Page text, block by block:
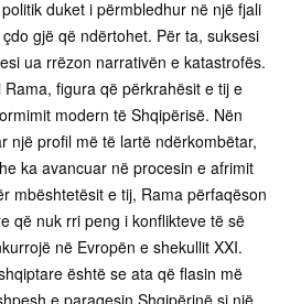
duket i përmbledhur në një fjali
gjë që ndërtohet. Për ta, suksesi
ua rrëzon narrativën e katastrofës.
figura që përkrahësit e tij e
modern të Shqipërisë. Nën
një profil më të lartë ndërkombëtar,
ka avancuar në procesin e afrimit
mbështetësit e tij, Rama përfaqëson
që nuk rri peng i konflikteve të së
në Evropën e shekullit XXI.
është se ata që flasin më
e paraqesin Shqipërinë si një